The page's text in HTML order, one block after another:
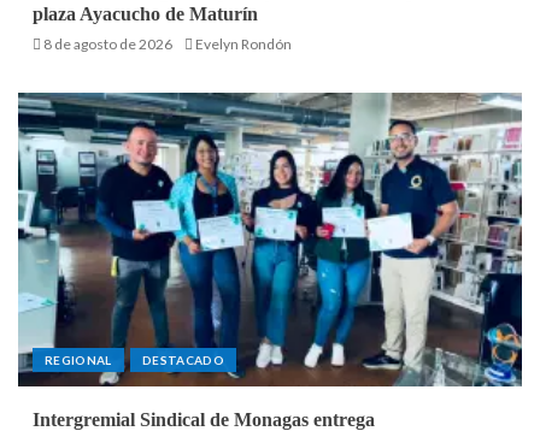
plaza Ayacucho de Maturín
8 de agosto de 2026 Evelyn Rondón
REGIONAL DESTACADO
Intergremial Sindical de Monagas entrega